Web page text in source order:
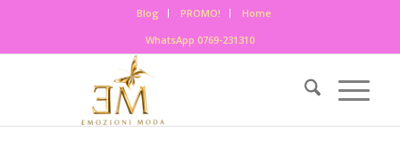
Blog PROMO!
Home
WhatsApp 0769-231310